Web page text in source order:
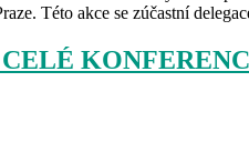
Této akce se zúčastní